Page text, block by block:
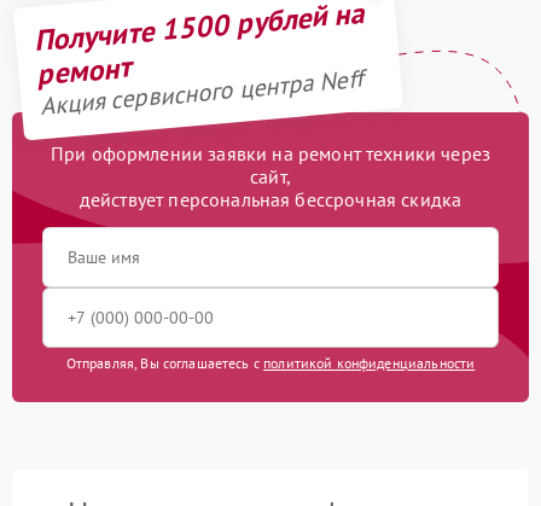
Получите 1500 рублей на
ремонт
Акция сервисного центра Neff
При оформлении заявки на ремонт техники через
сайт,
действует персональная бессрочная скидка
Отправляя, Вы соглашаетесь с политикой конфиденциальности